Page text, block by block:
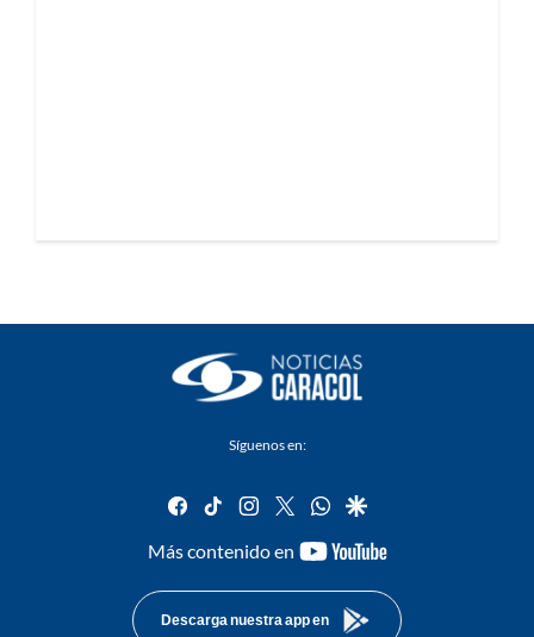
Síguenos en:
facebook
tiktok instagram
twitterwhatsapp
google
Más contenido en
youtube-
Descarga nuestra app en